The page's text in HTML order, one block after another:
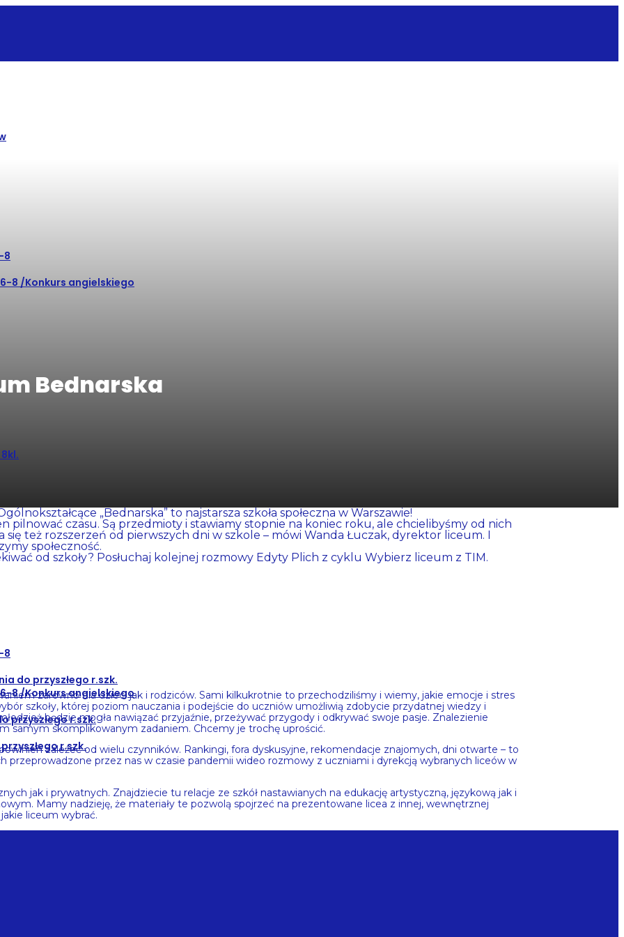
8
8 /Konkurs angielskiego
8
do przyszłego r.szk.
8 /Konkurs angielskiego
przyszłego r.szk.
r.szk.
Bednarska
„Bednarska” to najstarsza szkoła społeczna w Warszawie!
pilnować czasu. Są przedmioty i stawiamy stopnie na koniec roku, ale chcielibyśmy od nich
się też rozszerzeń od pierwszych dni w szkole – mówi Wanda Łuczak, dyrektor liceum. I
społeczność.
od szkoły? Posłuchaj kolejnej rozmowy Edyty Plich z cyklu Wybierz liceum z TIM.
zarówno dla dzieci jak i rodziców. Sami kilkukrotnie to przechodziliśmy i wiemy, jakie emocje i stres
szkoły, której poziom nauczania i podejście do uczniów umożliwią zdobycie przydatnej wiedzy i
będzie mogła nawiązać przyjaźnie, przeżywać przygody i odkrywać swoje pasje. Znalezienie
samym skomplikowanym zadaniem. Chcemy je trochę uprościć.
zależeć od wielu czynników. Rankingi, fora dyskusyjne, rekomendacje znajomych, dni otwarte – to
przeprowadzone przez nas w czasie pandemii wideo rozmowy z uczniami i dyrekcją wybranych liceów w
jak i prywatnych. Znajdziecie tu relacje ze szkół nastawianych na edukację artystyczną, językową jak i
Mamy nadzieję, że materiały te pozwolą spojrzeć na prezentowane licea z innej, wewnętrznej
liceum wybrać.